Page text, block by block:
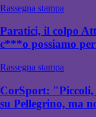
Rassegna stampa
Paratici, il colpo
c***o possiamo
Rassegna stampa
CorSport: "Piccoli,
su Pellegrino, ma